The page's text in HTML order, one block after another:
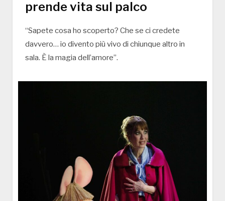
prende vita sul palco
“Sapete cosa ho scoperto? Che se ci credete
davvero… io divento più vivo di chiunque altro in
sala. È la magia dell’amore”.